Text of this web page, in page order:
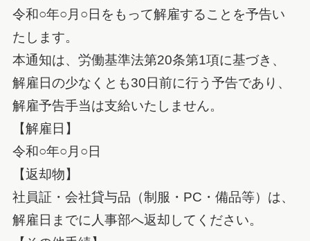
令和○年○月○日をもって解雇することを予告い
たします。
本通知は、労働基準法第20条第1項に基づき、
解雇日の少なくとも30日前に行う予告であり、
解雇予告手当は支給いたしません。
【解雇日】
令和○年○月○日
【返却物】
社員証・会社貸与品（制服・PC・備品等）は、
解雇日までに人事部へ返却してください。